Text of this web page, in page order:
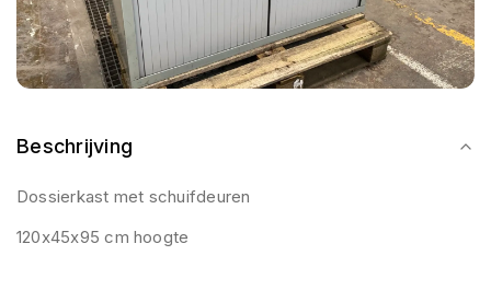
Beschrijving
Dossierkast met schuifdeuren
120x45x95 cm hoogte